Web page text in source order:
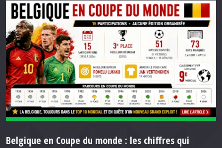
Belgique en Coupe du monde : les chiffres qui